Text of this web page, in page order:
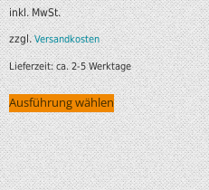
inkl. MwSt.
zzgl.Versandkosten
Lieferzeit:ca. 2-5 Werktage
Ausführung wählen